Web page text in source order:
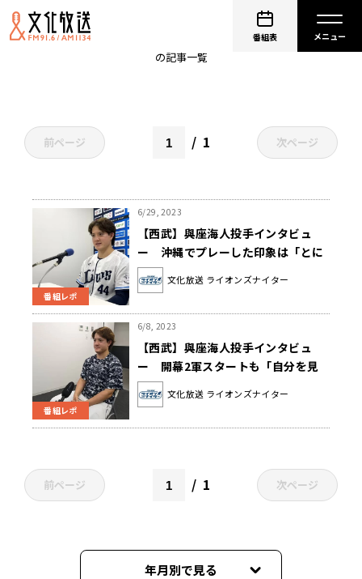
番組表
の記事一覧
前ページ 1 次ページ
番組レポ
6/29, 2023
【西武】與座海人投手インタビュ
ー 沖縄でプレーした印象は「とに
かく野球熱を感じられた」
文化放送 ライオンズナイター
番組レポ
6/8, 2023
【西武】與座海人投手インタビュ
ー 開幕2軍スタートも「自分を見
つめなおす時間でもあったので、そ
の時間を無駄にせずにファームでや
文化放送 ライオンズナイター
前ページ 1 次ページ
年月別で見る